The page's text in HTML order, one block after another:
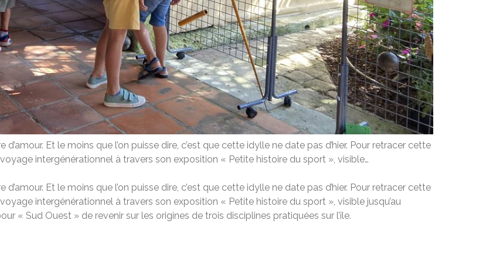
d’amour. Et le moins que l’on puisse dire, c’est que cette idylle ne date pas d’hier. Pour retracer cette
intergénérationnel à travers son exposition « Petite histoire du sport », visible…
d’amour. Et le moins que l’on puisse dire, c’est que cette idylle ne date pas d’hier. Pour retracer cette
intergénérationnel à travers son exposition « Petite histoire du sport », visible jusqu’au
« Sud Ouest » de revenir sur les origines de trois disciplines pratiquées sur l’île.